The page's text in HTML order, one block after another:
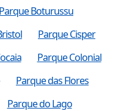
Parque Boturussu
Parque Cisper
Parque Colonial
Parque das Flores
Parque do Lago